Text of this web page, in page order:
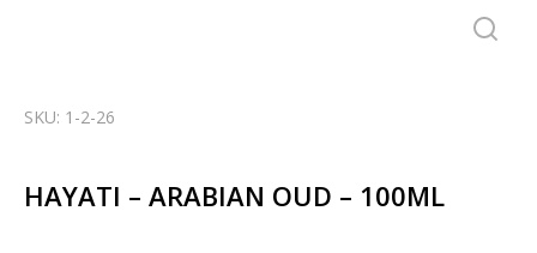
SKU: 1-2-26
HAYATI – ARABIAN OUD – 100ML